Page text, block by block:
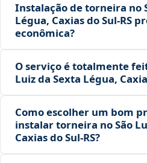
Instalação de torneira no
Légua, Caxias do Sul‑RS
econômica?
O serviço é totalmente
Luiz da Sexta Légua,
Como escolher um bom
instalar torneira no São
Caxias do Sul‑RS?